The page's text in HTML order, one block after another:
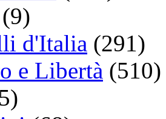
(9)
d'Italia (291)
e Libertà (510)